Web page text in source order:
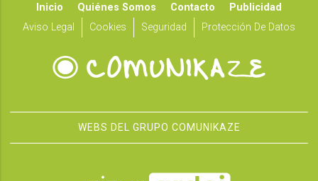
Inicio Quiénes Somos Contacto
Publicidad
Aviso Legal
Cookies Seguridad Protección De Datos
WEBS DEL GRUPO COMUNIKAZE